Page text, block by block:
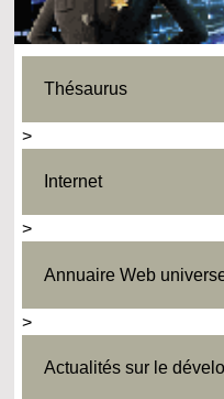
Thésaurus
>
Internet
>
Annuaire Web
>
Actualités sur le